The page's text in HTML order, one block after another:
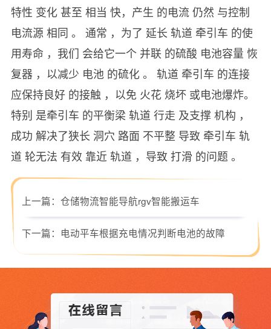
特性 变化 甚至 相当 快，产生 的电流 仍然 与控制
电流源 相同 。 通常 ，为了 延长 轨道 牵引车 的使
用寿命 ，我们 会给它一个 并联 的硫酸 电池容量 恢
复器 ，以减少 电池 的硫化 。 轨道 牵引车 的连接
应保持良好 的接触 ，以免 火花 烧坏 或电池爆炸。
特别 是牵引车 的平衡梁 轨道 行走 及支撑 机构 ，
成功 解决了狭长 洞穴 路面 不平整 导致 牵引车 轨
道 轮无法 有效 靠近 轨道 ，导致 打滑 的问题 。
上一篇： 仓储物流智能导航rgv智能搬运车
下一篇： 电动平车根据充电情况判断电池的故障